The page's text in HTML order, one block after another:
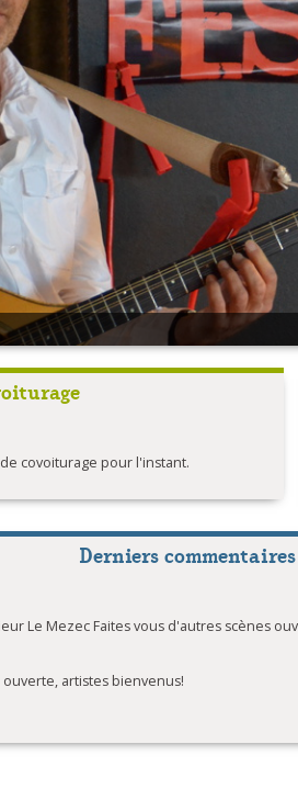
covoiturage pour l'instant.
Derniers commentaires
Le Mezec Faites vous d'autres scènes
ouverte, artistes bienvenus!